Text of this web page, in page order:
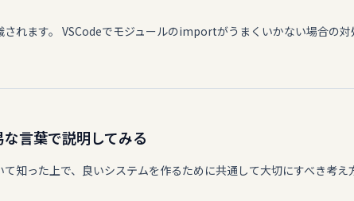
ます。 VSCodeでモジュールのimportがうまくいかない場合の対
な言葉で説明してみる
知った上で、良いシステムを作るために共通して大切にすべき考え